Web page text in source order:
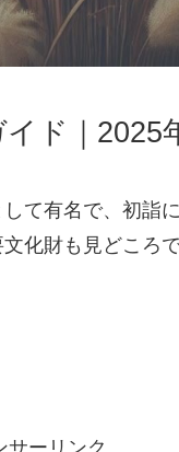
ド｜2025
て有名で、初詣
化財も見どころで